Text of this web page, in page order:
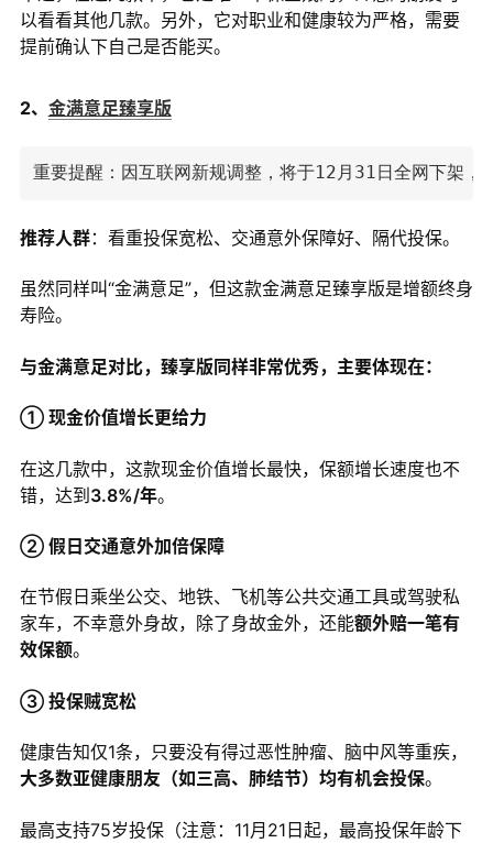
以看看其他几款。另外，它对职业和健康较为严格，需要
提前确认下自己是否能买。
2、 金满意足臻享版
重要提醒：因互联网新规调整，将于12月31日全网下架，
推荐人群：看重投保宽松、交通意外保障好、隔代投保。
虽然同样叫“金满意足”，但这款金满意足臻享版是增额终身
寿险。
与金满意足对比，臻享版同样非常优秀，主要体现在：
① 现金价值增长更给力
在这几款中，这款现金价值增长最快，保额增长速度也不
错，达到3.8%/年。
② 假日交通意外加倍保障
在节假日乘坐公交、地铁、飞机等公共交通工具或驾驶私
家车，不幸意外身故，除了身故金外，还能额外赔一笔有
效保额。
③ 投保贼宽松
健康告知仅1条，只要没有得过恶性肿瘤、脑中风等重疾，
大多数亚健康朋友（如三高、肺结节）均有机会投保。
最高支持75岁投保（注意：11月21日起，最高投保年龄下